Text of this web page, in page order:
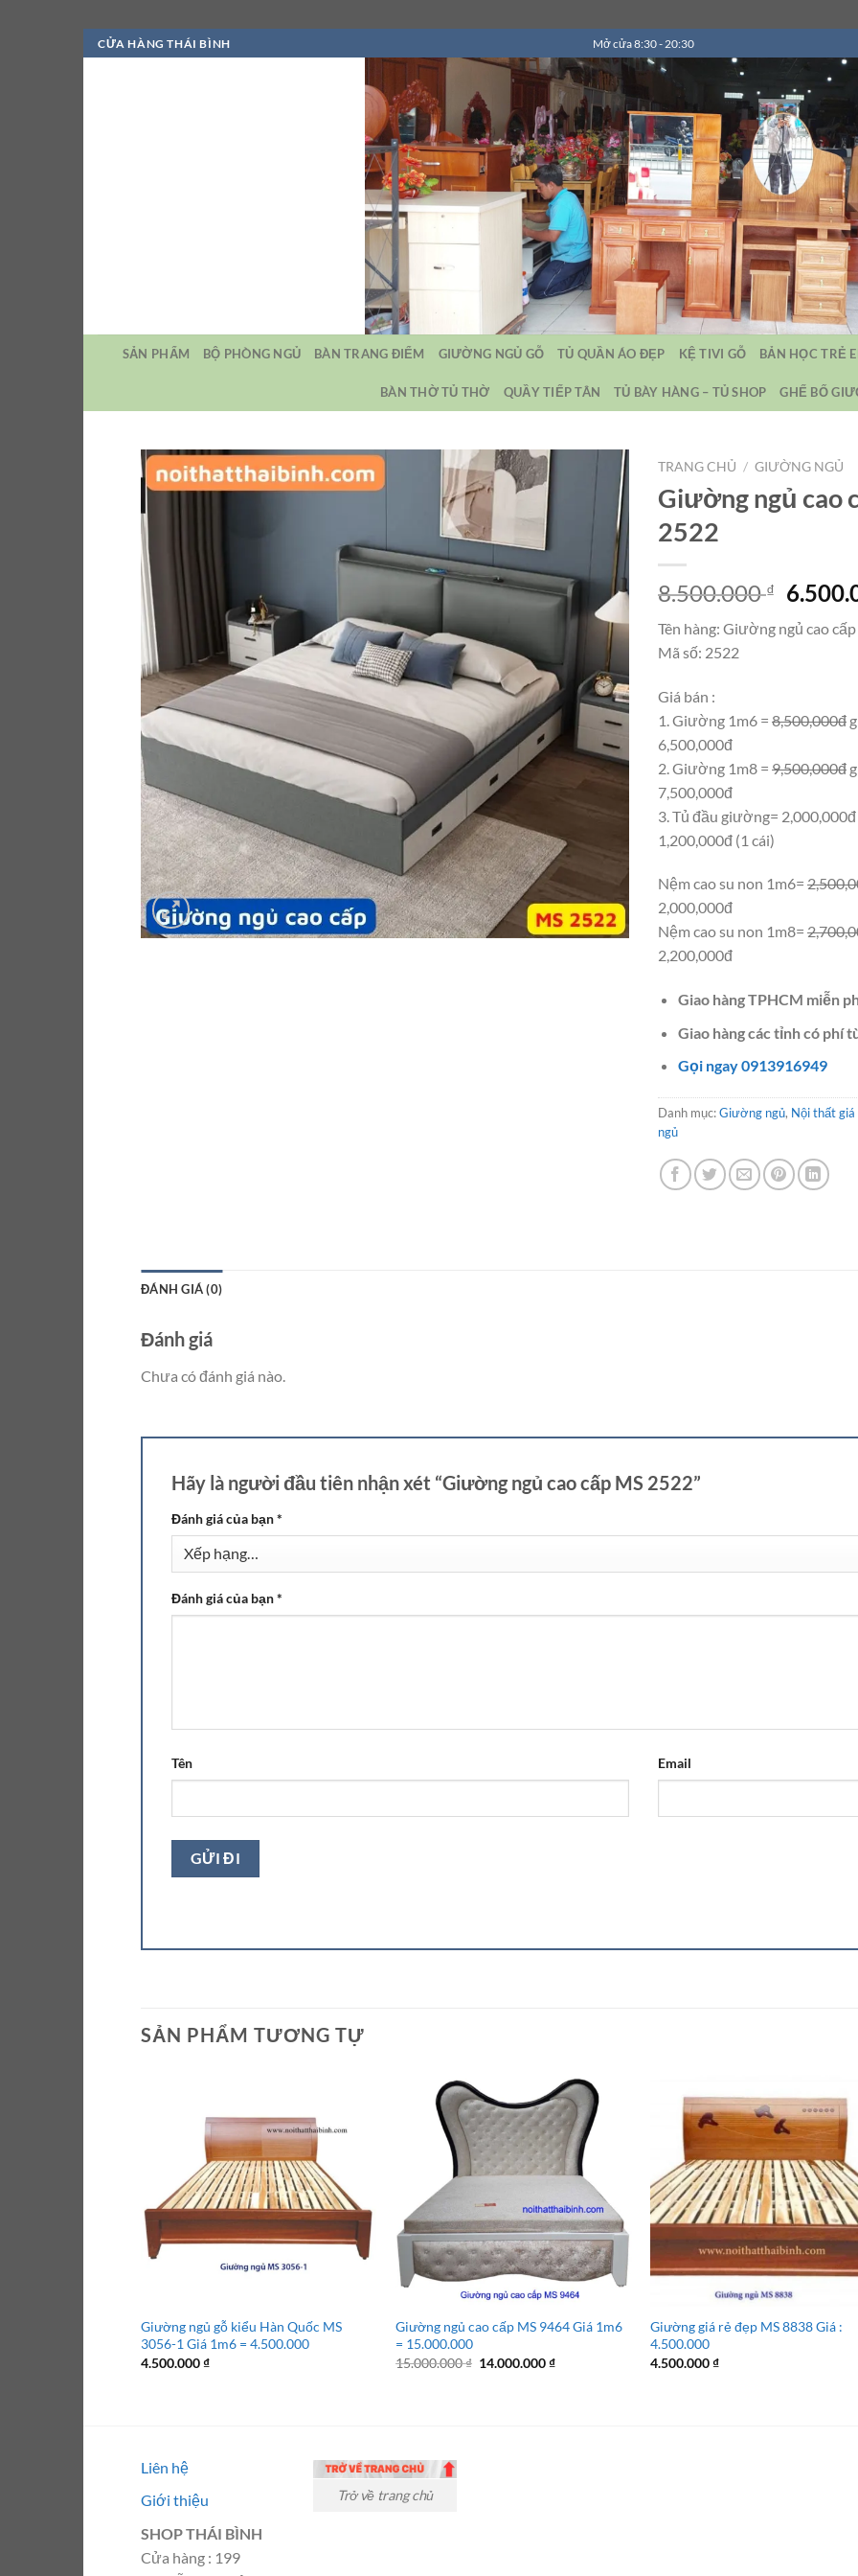
Bỏ
qua
CỬA HÀNG THÁI BÌNH Mở cửa 8:30 - 20:30
SẢN PHẨM BỘ PHÒNG NGỦ BÀN TRANG ĐIỂM GIƯỜNG NGỦ GỖ TỦ QUẦN ÁO ĐẸP KỆ TIVI GỖ BẢN HỌC TRẺ
BÀN THỜ TỦ THỜ QUẦY TIẾP TÂN TỦ BÀY HÀNG – TỦ SHOP GHẾ BỐ
TRANG CHỦ / GIƯỜNG NGỦ
Giường ngủ cao
2522
8.500.000₫
Giá
là:
Tên hàng: Giường ngủ cao cấp
Mã số: 2522
Giá bán :
1. Giường 1m6 = 8,500,000đ
6,500,000đ
2. Giường 1m8 = 9,500,000đ
7,500,000đ
3. Tủ đầu giường=
1,200,000đ (1 cái)
Nệm cao su non 1m6=
2,000,000đ
Nệm cao su non 1m8=
2,200,000đ
Giao hàng TPHCM miễn
Giao hàng các tỉnh có phí
Gọi ngay 0913916949
Danh mục:Giường ngủ, Nội thất giá
ngủ
ĐÁNH GIÁ (0)
Đánh giá
Chưa có đánh giá nào.
Hãy là người đầu tiên nhận xét “Giường ngủ cao cấp MS 2522”
Đánh giá của bạn*
Đánh giá của bạn*
Tên Email
SẢN PHẨM TƯƠNG TỰ
Giường ngủ gỗ kiểu Hàn Quốc MS
3056-1 Giá 1m6 = 4.500.000
4.500.000₫
Giường ngủ cao cấp MS 9464 Giá 1m6
= 15.000.000
15.000.000₫ Giá
14.000.000₫Giá
Giường giá rẻ đẹp MS 8838 Giá :
4.500.000
4.500.000₫
Liên hệ
Giới thiệu
SHOP THÁI BÌNH
Cửa hàng : 199
Trở về trang chủ